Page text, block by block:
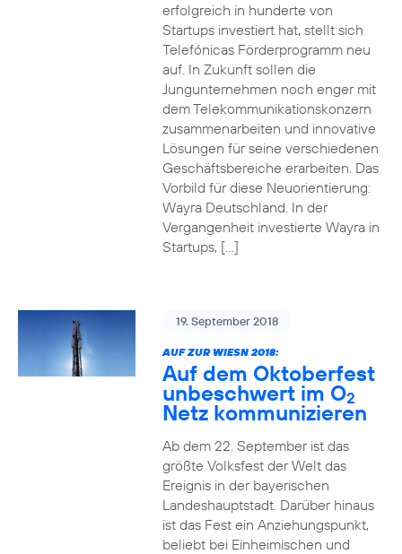
erfolgreich in hunderte von
Startups investiert hat, stellt sich
Telefónicas Förderprogramm neu
auf. In Zukunft sollen die
Jungunternehmen noch enger mit
dem Telekommunikationskonzern
zusammenarbeiten und innovative
Lösungen für seine verschiedenen
Geschäftsbereiche erarbeiten. Das
Vorbild für diese Neuorientierung:
Wayra Deutschland. In der
Vergangenheit investierte Wayra in
Startups, […]
19. September 2018
AUF ZUR WIESN 2018:
Auf dem Oktoberfest
unbeschwert im O2
Netz kommunizieren
Ab dem 22. September ist das
größte Volksfest der Welt das
Ereignis in der bayerischen
Landeshauptstadt. Darüber hinaus
ist das Fest ein Anziehungspunkt,
beliebt bei Einheimischen und